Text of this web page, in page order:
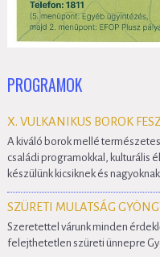
PROGRAMOK
X. VULKANIKUS BOROK
A kiváló borok mellé
családi programokkal, kulturális
készülünk kicsiknek és
SZÜRETI MULATSÁG
Szeretettel várunk minden
felejthetetlen szüreti ünnepre